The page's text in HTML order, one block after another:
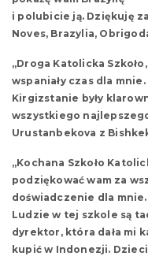
i polubicie ją. Dziękuję
Noves, Brazylia,
„Droga Katolicka
wspaniały czas dla
Kirgizstanie były
wszystkiego
Urustanbekova z
„Kochana Szkoło
podziękować wam za
doświadczenie dla
Ludzie w tej szkole są
dyrektor, która dała mi
kupić w Indonezji.